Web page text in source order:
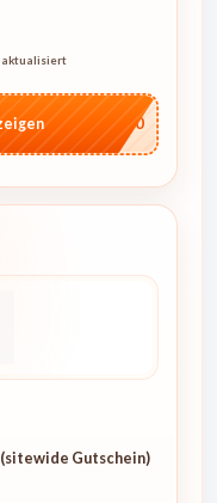
aktualisiert
…4U10
(sitewide Gutschein)